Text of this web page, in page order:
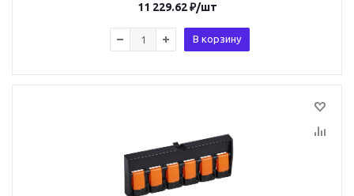
11 229.62₽/шт
В корзину